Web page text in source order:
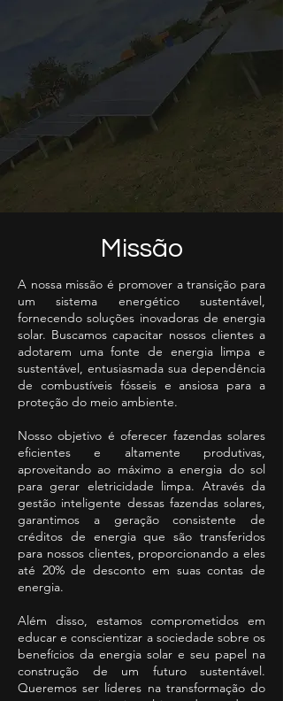
Missão
A nossa missão é promover a transição para
um sistema energético sustentável,
fornecendo soluções inovadoras de energia
solar. Buscamos capacitar nossos clientes a
adotarem uma fonte de energia limpa e
sustentável, entusiasmada sua dependência
de combustíveis fósseis e ansiosa para a
proteção do meio ambiente.
Nosso objetivo é oferecer fazendas solares
eficientes e altamente produtivas,
aproveitando ao máximo a energia do sol
para gerar eletricidade limpa. Através da
gestão inteligente dessas fazendas solares,
garantimos a geração consistente de
créditos de energia que são transferidos
para nossos clientes, proporcionando a eles
até 20% de desconto em suas contas de
energia.
Além disso, estamos comprometidos em
educar e conscientizar a sociedade sobre os
benefícios da energia solar e seu papel na
construção de um futuro sustentável.
Queremos ser líderes na transformação do